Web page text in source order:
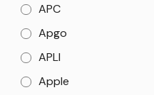
APC
Apgo
APLI
Apple